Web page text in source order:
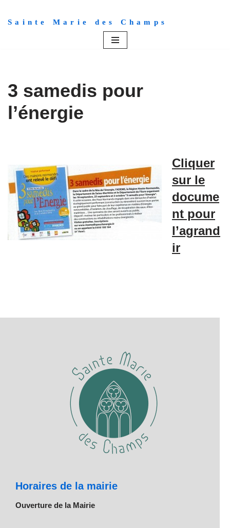
Aller
Sainte Marie des Champs
3 samedis pour
l’énergie
Cliquer
sur le
docume
nt pour
l’agrand
ir
Horaires de la mairie
Ouverture de la Mairie